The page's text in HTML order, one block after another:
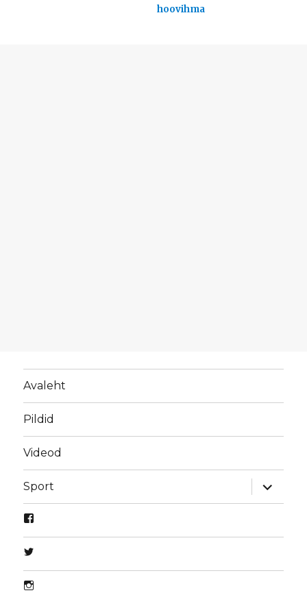
hoovihma
Avaleht
Pildid
Videod
Sport
laienda